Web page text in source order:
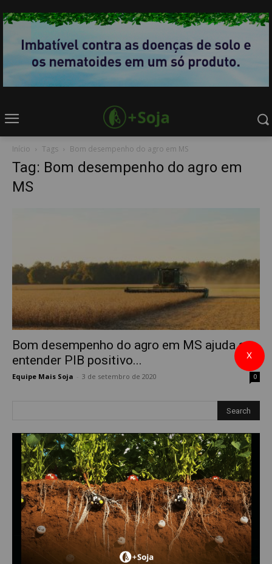
Início Tags Bom desempenho do agro em MS
Tag: Bom desempenho do agro em
MS
Bom desempenho do agro em MS ajuda a
entender PIB positivo...
Equipe Mais Soja 3 de setembro de 2020 0
X